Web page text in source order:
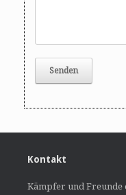
Kontakt
Kämpfer und Freunde